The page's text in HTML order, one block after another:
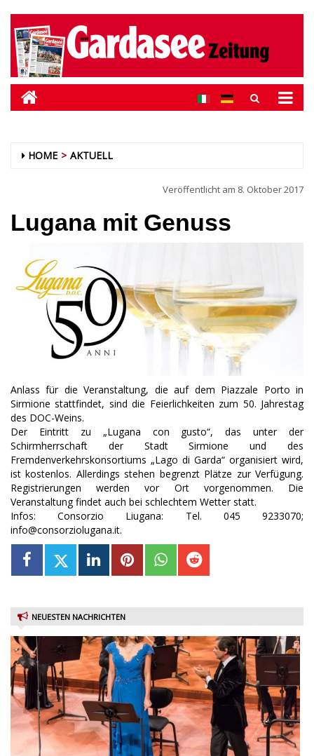
HOME AKTUELL
Veröffentlicht am 8. Oktober 2017
Lugana mit Genuss
Anlass für die Veranstaltung, die auf dem Piazzale Porto in
Sirmione stattfindet, sind die Feierlichkeiten zum 50. Jahrestag
des DOC-Weins.
Der Eintritt zu „Lugana con gusto“, das unter der
Schirmherrschaft der Stadt Sirmione und des
Fremdenverkehrskonsortiums „Lago di Garda“ organisiert wird,
ist kostenlos. Allerdings stehen begrenzt Plätze zur Verfügung.
Registrierungen werden vor Ort vorgenommen. Die
Veranstaltung findet auch bei schlechtem Wetter statt.
Infos: Consorzio Liugana: Tel. 045 9233070;
info@consorziolugana.it.
NEUESTEN NACHRICHTEN